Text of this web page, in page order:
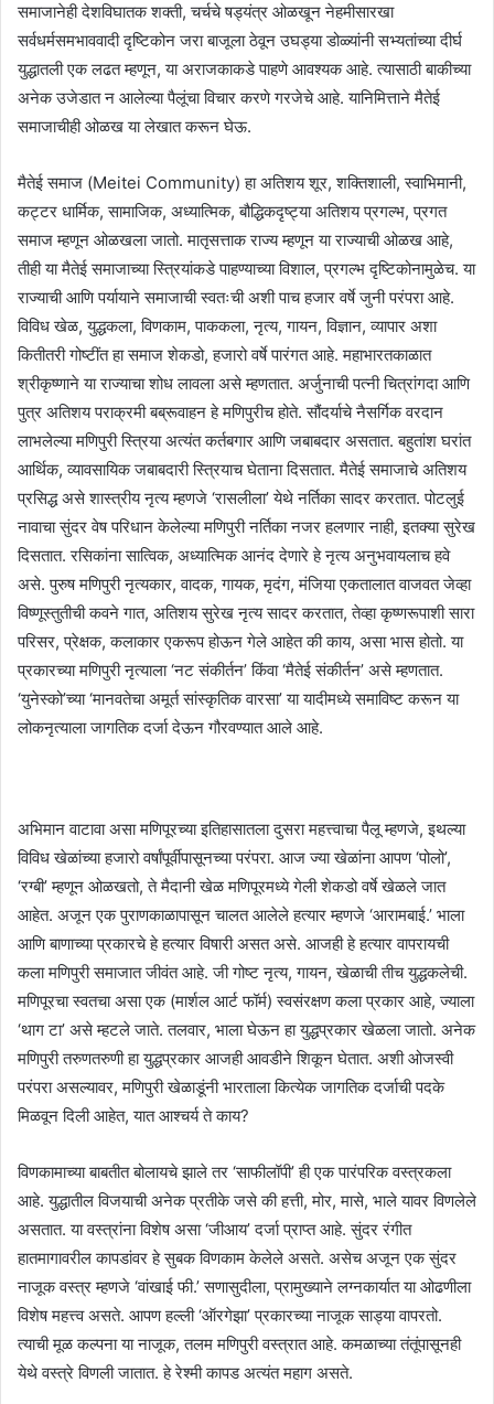
समाजानेही देशविघातक शक्ती, चर्चचे षड्यंत्र ओळखून नेहमीसारखा
सर्वधर्मसमभाववादी दृष्टिकोन जरा बाजूला ठेवून उघड्या डोळ्यांनी सभ्यतांच्या दीर्घ
युद्धातली एक लढत म्हणून, या अराजकाकडे पाहणे आवश्यक आहे. त्यासाठी बाकीच्या
अनेक उजेडात न आलेल्या पैलूंचा विचार करणे गरजेचे आहे. यानिमित्ताने मैतेई
समाजाचीही ओळख या लेखात करून घेऊ.
मैतेई समाज (Meitei Community) हा अतिशय शूर, शक्तिशाली, स्वाभिमानी,
कट्टर धार्मिक, सामाजिक, अध्यात्मिक, बौद्धिकदृष्ट्या अतिशय प्रगल्भ, प्रगत
समाज म्हणून ओळखला जातो. मातृसत्ताक राज्य म्हणून या राज्याची ओळख आहे,
तीही या मैतेई समाजाच्या स्त्रियांकडे पाहण्याच्या विशाल, प्रगल्भ दृष्टिकोनामुळेच. या
राज्याची आणि पर्यायाने समाजाची स्वतःची अशी पाच हजार वर्षे जुनी परंपरा आहे.
विविध खेळ, युद्धकला, विणकाम, पाककला, नृत्य, गायन, विज्ञान, व्यापार अशा
कितीतरी गोष्टींत हा समाज शेकडो, हजारो वर्षे पारंगत आहे. महाभारतकाळात
श्रीकृष्णाने या राज्याचा शोध लावला असे म्हणतात. अर्जुनाची पत्नी चित्रांगदा आणि
पुत्र अतिशय पराक्रमी बब्रूवाहन हे मणिपुरीच होते. सौंदर्याचे नैसर्गिक वरदान
लाभलेल्या मणिपुरी स्त्रिया अत्यंत कर्तबगार आणि जबाबदार असतात. बहुतांश घरांत
आर्थिक, व्यावसायिक जबाबदारी स्त्रियाच घेताना दिसतात. मैतेई समाजाचे अतिशय
प्रसिद्ध असे शास्त्रीय नृत्य म्हणजे ‘रासलीला’ येथे नर्तिका सादर करतात. पोटलुई
नावाचा सुंदर वेष परिधान केलेल्या मणिपुरी नर्तिका नजर हलणार नाही, इतक्या सुरेख
दिसतात. रसिकांना सात्विक, अध्यात्मिक आनंद देणारे हे नृत्य अनुभवायलाच हवे
असे. पुरुष मणिपुरी नृत्यकार, वादक, गायक, मृदंग, मंजिया एकतालात वाजवत जेव्हा
विष्णूस्तुतीची कवने गात, अतिशय सुरेख नृत्य सादर करतात, तेव्हा कृष्णरूपाशी सारा
परिसर, प्रेक्षक, कलाकार एकरूप होऊन गेले आहेत की काय, असा भास होतो. या
प्रकारच्या मणिपुरी नृत्याला ‘नट संकीर्तन’ किंवा ‘मैतेई संकीर्तन’ असे म्हणतात.
‘युनेस्को’च्या ‘मानवतेचा अमूर्त सांस्कृतिक वारसा’ या यादीमध्ये समाविष्ट करून या
लोकनृत्याला जागतिक दर्जा देऊन गौरवण्यात आले आहे.
अभिमान वाटावा असा मणिपूरच्या इतिहासातला दुसरा महत्त्वाचा पैलू म्हणजे, इथल्या
विविध खेळांच्या हजारो वर्षांपूर्वीपासूनच्या परंपरा. आज ज्या खेळांना आपण ‘पोलो’,
‘रग्बी’ म्हणून ओळखतो, ते मैदानी खेळ मणिपूरमध्ये गेली शेकडो वर्षे खेळले जात
आहेत. अजून एक पुराणकाळापासून चालत आलेले हत्यार म्हणजे ‘आरामबाई.’ भाला
आणि बाणाच्या प्रकारचे हे हत्यार विषारी असत असे. आजही हे हत्यार वापरायची
कला मणिपुरी समाजात जीवंत आहे. जी गोष्ट नृत्य, गायन, खेळाची तीच युद्धकलेची.
मणिपूरचा स्वतचा असा एक (मार्शल आर्ट फॉर्म) स्वसंरक्षण कला प्रकार आहे, ज्याला
‘थाग टा’ असे म्हटले जाते. तलवार, भाला घेऊन हा युद्धप्रकार खेळला जातो. अनेक
मणिपुरी तरुणतरुणी हा युद्धप्रकार आजही आवडीने शिकून घेतात. अशी ओजस्वी
परंपरा असल्यावर, मणिपुरी खेळाडूंनी भारताला कित्येक जागतिक दर्जाची पदके
मिळवून दिली आहेत, यात आश्चर्य ते काय?
विणकामाच्या बाबतीत बोलायचे झाले तर ‘साफीलॉपी’ ही एक पारंपरिक वस्त्रकला
आहे. युद्धातील विजयाची अनेक प्रतीके जसे की हत्ती, मोर, मासे, भाले यावर विणलेले
असतात. या वस्त्रांना विशेष असा ‘जीआय’ दर्जा प्राप्त आहे. सुंदर रंगीत
हातमागावरील कापडांवर हे सुबक विणकाम केलेले असते. असेच अजून एक सुंदर
नाजूक वस्त्र म्हणजे ‘वांखाई फी.’ सणासुदीला, प्रामुख्याने लग्नकार्यात या ओढणीला
विशेष महत्त्व असते. आपण हल्ली ‘ऑरगेझा’ प्रकारच्या नाजूक साड्या वापरतो.
त्याची मूळ कल्पना या नाजूक, तलम मणिपुरी वस्त्रात आहे. कमळाच्या तंतूंपासूनही
येथे वस्त्रे विणली जातात. हे रेश्मी कापड अत्यंत महाग असते.